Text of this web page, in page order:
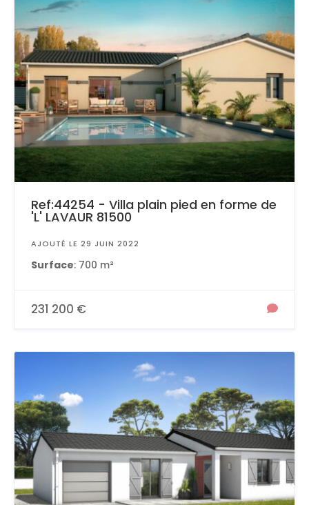
Ref:44254 - Villa plain pied en forme de
'L' LAVAUR 81500
AJOUTÉ LE 29 JUIN 2022
Surface: 700 m²
231 200 €